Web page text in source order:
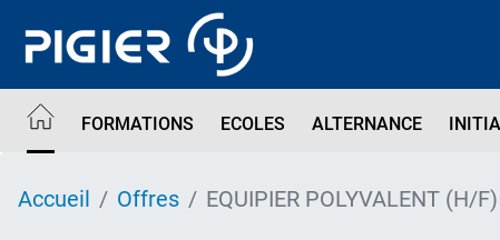
contenu
FORMATIONS ECOLES ALTERNANCE
Accueil Offres EQUIPIER POLYVALENT (H/